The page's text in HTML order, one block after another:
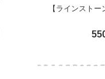
【ラインスト